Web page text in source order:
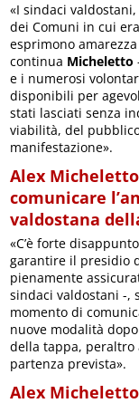
«I sindaci
dei Comuni in cui
esprimono
continua Micheletto
e i numerosi
disponibili per
stati lasciati senza
viabilità, del
manifestazione».
Alex
comunicare
valdostana
«C’è forte
garantire il presidio
pienamente
sindaci valdostani -,
momento di
nuove modalità
della tappa, peraltro
partenza prevista».
Alex